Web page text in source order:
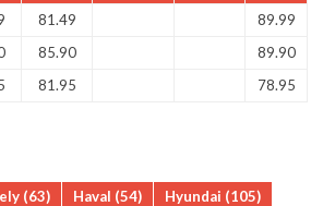
81.49
89.99
85.90
89.90
81.95 78.95
(63) Haval (54) Hyundai (105)